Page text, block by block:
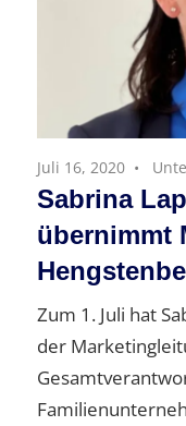
Juli 16, 2020
Sabrina
übernimmt
Zum 1. Juli hat
der